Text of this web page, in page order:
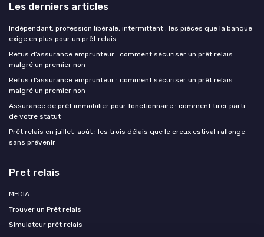
Les derniers articles
Indépendant, profession libérale, intermittent : les pièces que la banque
exige en plus pour un prêt relais
Refus d’assurance emprunteur : comment sécuriser un prêt relais
malgré un premier non
Refus d’assurance emprunteur : comment sécuriser un prêt relais
malgré un premier non
Assurance de prêt immobilier pour fonctionnaire : comment tirer parti
de votre statut
Prêt relais en juillet-août : les trois délais que le creux estival rallonge
sans prévenir
Pret relais
MEDIA
Trouver un Prêt relais
Simulateur prêt relais